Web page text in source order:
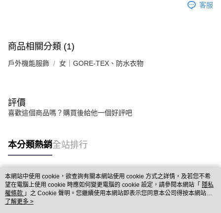
客服
商品相關分類 (1)
戶外機能服飾 女｜GORE-TEX、防水衣物
評價
喜歡這個商品嗎？購買後給他一個好評吧
本分類熱銷全站排行
熱門標籤
本網站中使用 cookie，欲查詢有關本網站使用 cookie 方式之詳情，及若您不希
望在電腦上使用 cookie 時應如何變更電腦的 cookie 設定，請參閱本網站「 隱私
權條款 」之 Cookie 聲明。您繼續使用本網站即表示您同意本公司得按本網站使
用條款之 Cookie 聲明使用 cookie。
了解更多 >